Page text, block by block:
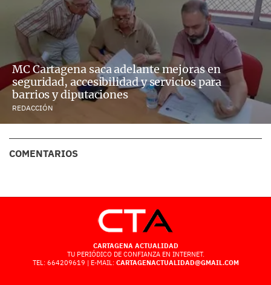
MC Cartagena saca adelante mejoras en
seguridad, accesibilidad y servicios para
barrios y diputaciones
REDACCIÓN
COMENTARIOS
CARTAGENA ACTUALIDAD
TU PERIÓDICO DE CONFIANZA EN INTERNET.
TEL: 664209619 | E-MAIL: CARTAGENACTUALIDAD@GMAIL.COM